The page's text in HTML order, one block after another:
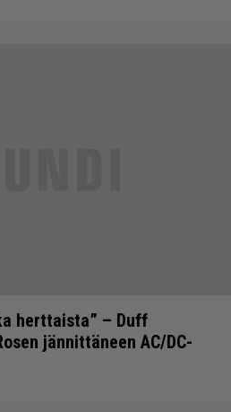
herttaista” – Duff
jännittäneen AC/DC-